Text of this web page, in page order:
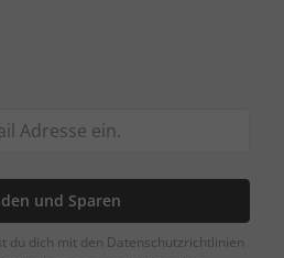
und Sparen
du dich mit den Datenschutzrichtlinien